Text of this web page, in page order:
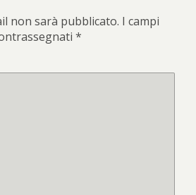
non sarà pubblicato. I campi
*